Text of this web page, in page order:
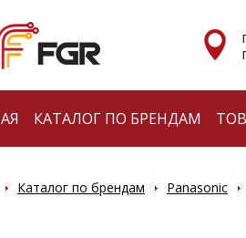
КАТАЛОГ ПО БРЕНДАМ
Каталог по брендам Panasonic